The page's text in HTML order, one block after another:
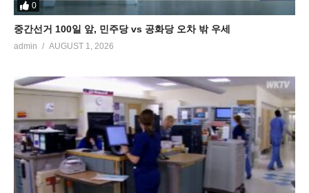
0
중간선거 100일 앞, 민주당 vs 공화당 오차 밖 우세
admin AUGUST 1, 2026